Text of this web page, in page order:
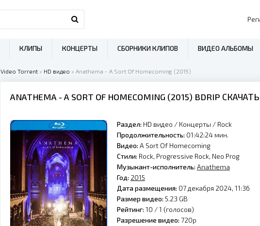
Video Torrent » HD видео » Anathema - A Sort Of Homecoming (2015)
ANATHEMA - A SORT OF HOMECOMING (2015) BDRIP
Раздел: HD видео / Концерты / Rock
Продолжительность: 01:42:24 мин.
Видео: A Sort Of Homecoming
Стили: Rock, Progressive Rock, Neo Prog
Музыкант-исполнитель: Anathema
Год: 2015
Дата размещения: 07 декабря 2024, 11:36
Размер видео: 5.23 GB
Рейтинг: 10 /1 (голосов)
Разрешение видео: 720p
КЛИПЫ КОНЦЕРТЫ СБОРНИКИ КЛИПОВ ВИДЕО АЛЬБОМЫ